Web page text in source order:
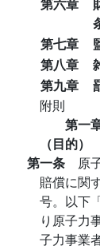
第七章
第八章
第九章
附則
第一
（目的）
第一条 原
賠償に関
号。以下
り原子力
子力事業